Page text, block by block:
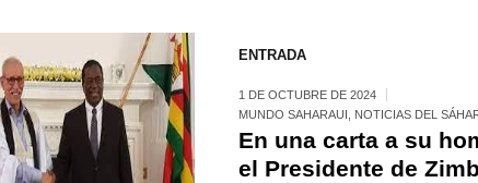
ENTRADA
1 DE OCTUBRE DE 2024
MUNDO SAHARAUI
NOTICIAS DEL
En una carta a su
el Presidente de